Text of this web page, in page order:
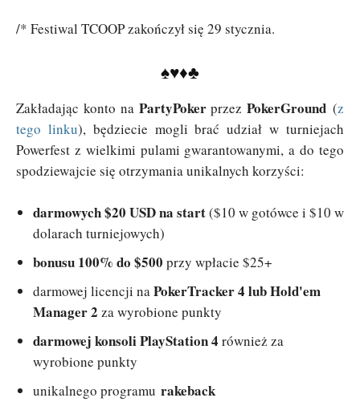
/* Festiwal TCOOP zakończył się 29 stycznia.
♠♥♦♣
Zakładając konto na PartyPokerprzezPokerGround (z
tego linku), będziecie mogli brać udział w turniejach
Powerfest z wielkimi pulami gwarantowanymi, a do tego
spodziewajcie się otrzymania unikalnych korzyści:
darmowych $20 USD na start($10 w gotówce i $10 w
dolarach turniejowych)
bonusu 100% do $500 przy wpłacie $25+
darmowej licencji naPokerTracker 4 lub Hold'em
Manager 2 za wyrobione punkty
darmowej konsoli PlayStation 4 również za
wyrobione punkty
unikalnego programu rakeback